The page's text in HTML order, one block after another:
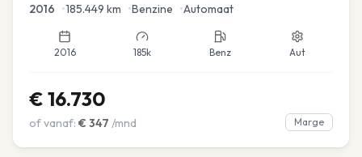
2016 •185.449 km •Benzine •Automaat
2016 185k Benz Aut
€ 16.730
of vanaf: € 347 /mnd Marge